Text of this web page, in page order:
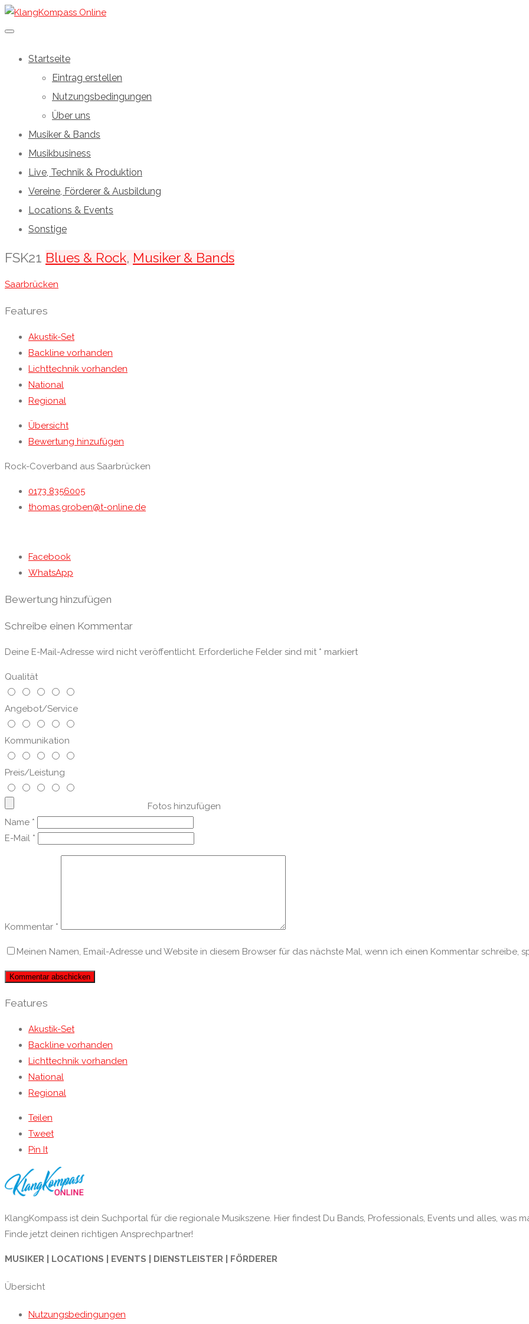
Startseite
Eintrag erstellen
Nutzungsbedingungen
Über uns
Musiker & Bands
Musikbusiness
Live, Technik & Produktion
Vereine, Förderer & Ausbildung
Locations & Events
Sonstige
FSK21 Blues & Rock, Musiker & Bands
Saarbrücken
Features
Akustik-Set
Backline vorhanden
Lichttechnik vorhanden
National
Regional
Übersicht
Bewertung hinzufügen
Rock-Coverband aus Saarbrücken
0173 8356005
thomas.groben@t-online.de
Facebook
WhatsApp
Bewertung hinzufügen
Schreibe einen Kommentar
Deine E-Mail-Adresse wird nicht veröffentlicht. Erforderliche Felder sind mit * markiert
Qualität
Angebot/Service
Kommunikation
Preis/Leistung
Fotos hinzufügen
Name *
E-Mail *
Kommentar *
Meinen Namen, Email-Adresse und Website in diesem Browser für das nächste Mal, wenn ich einen Kommentar schreibe,
Features
Akustik-Set
Backline vorhanden
Lichttechnik vorhanden
National
Regional
Teilen
Tweet
Pin It
KlangKompass ist dein Suchportal für die regionale Musikszene. Hier findest Du Bands, Professionals, Events und alles, was
Finde jetzt deinen richtigen Ansprechpartner!
MUSIKER | LOCATIONS | EVENTS | DIENSTLEISTER | FÖRDERER
Übersicht
Nutzungsbedingungen